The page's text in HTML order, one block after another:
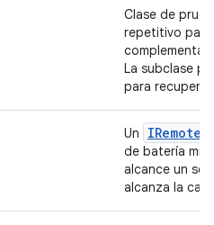
Clase de
repetitivo
La subclase
para
Un IRemote
de batería
alcance un
alcanza la